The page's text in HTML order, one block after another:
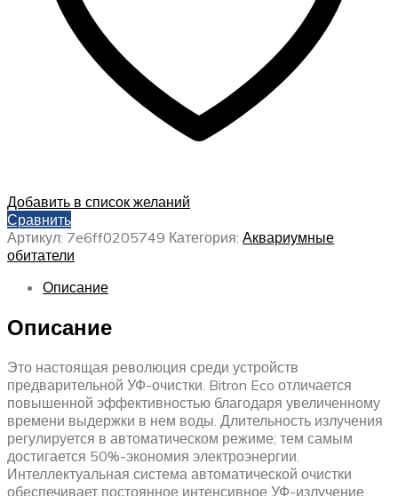
Добавить в список желаний
Сравнить
Артикул: 7e6ff0205749 Категория: Аквариумные
обитатели
Описание
Описание
Это настоящая революция среди устройств
предварительной УФ-очистки. Bitron Eco отличается
повышенной эффективностью благодаря увеличенному
времени выдержки в нем воды. Длительность излучения
регулируется в автоматическом режиме; тем самым
достигается 50%-экономия электроэнергии.
Интеллектуальная система автоматической очистки
обеспечивает постоянное интенсивное УФ-излучение